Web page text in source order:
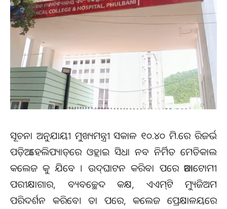
ସୂଚନା ଅନୁଯାୟୀ ମୁଖ୍ୟମନ୍ତ୍ରୀ ସକାଳ ୧୦.୪୦ ମି.ରେ ରିଜର୍ଭ
ପଡ଼ିଆ ହେଲିପ୍ୟାଡ୍‌ରେ ଓହ୍ଲାଇ ସିଧା ନବ ନିର୍ମିତ ମେଡିକାଲ
କଲେଜ କୁ ଯିବେ । ଉଦ୍‌ଘାଟନ କରିବା ପରେ ଆନାଟୋମୀ
ପରୀକ୍ଷାଗାର, ବ୍ୟବଚ୍ଛେଦ କକ୍ଷ, ଏଏମ୍‌ଟି ମ୍ୟୁଜିଅମ
ପରିଦର୍ଶନ କରିବେ। ତା ପରେ, କଲେଜ ପ୍ରେକ୍ଷାଳୟରେ